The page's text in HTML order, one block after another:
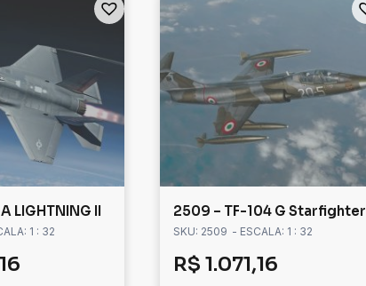
LIGHTNING II
1 : 32
2509 – TF-104 G Starfighter
SKU: 2509 - ESCALA: 1 : 32
R$ 1.071,16